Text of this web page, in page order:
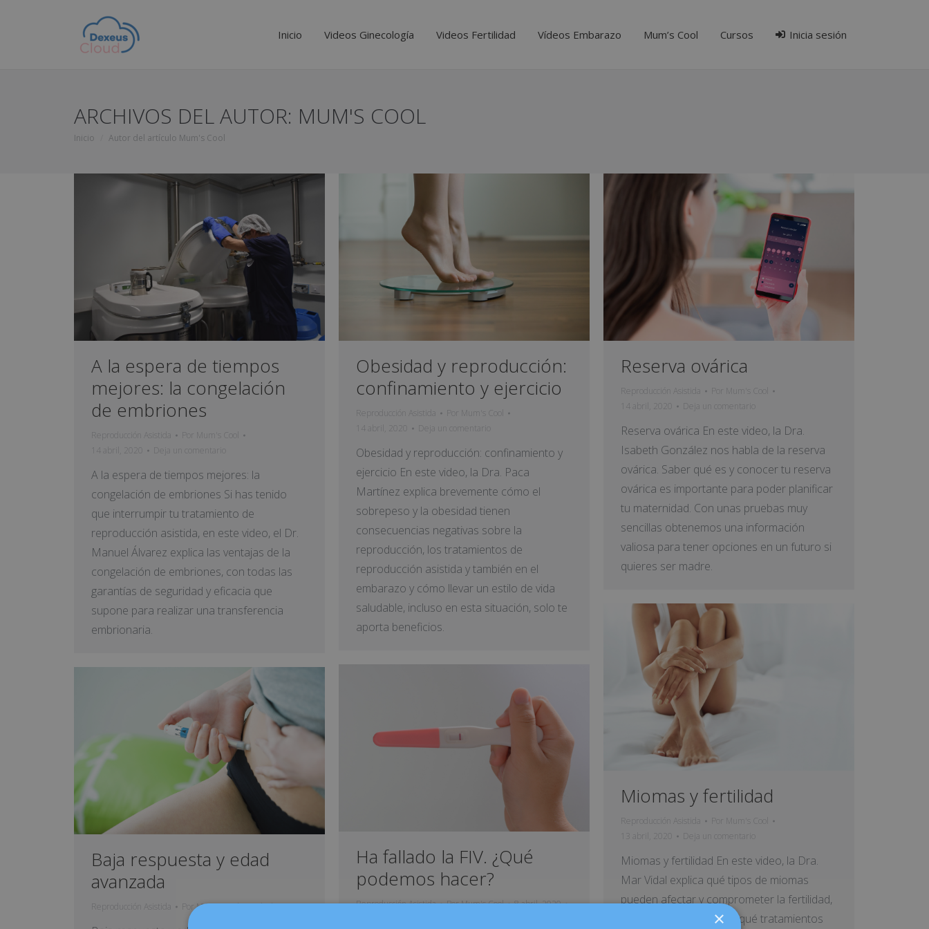
Inicio Videos Ginecología Videos Fertilidad Vídeos Embarazo Mum’s Cool Cursos Inicia sesión
ARCHIVOS DEL AUTOR: MUM'S COOL
Estás aquí:
Inicio Autor del artículo Mum's Cool
A la espera de tiempos
mejores: la congelación
de embriones
Reproducción Asistida
Mum's Cool
14 abril, 2020
Deja un comentario
A la espera de tiempos mejores: la
congelación de embriones Si has tenido
que interrumpir tu tratamiento de
reproducción asistida, en este video, el Dr.
Manuel Álvarez explica las ventajas de la
congelación de embriones, con todas las
garantías de seguridad y eficacia que
supone para realizar una transferencia
embrionaria.
Obesidad y reproducción:
confinamiento y ejercicio
Reproducción Asistida
Mum's Cool
14 abril, 2020
Deja un comentario
Obesidad y reproducción: confinamiento y
ejercicio En este video, la Dra. Paca
Martínez explica brevemente cómo el
sobrepeso y la obesidad tienen
consecuencias negativas sobre la
reproducción, los tratamientos de
reproducción asistida y también en el
embarazo y cómo llevar un estilo de vida
saludable, incluso en esta situación, solo te
aporta beneficios.
Reserva ovárica
Reproducción Asistida
Mum's Cool
14 abril, 2020
Deja un comentario
Reserva ovárica En este video, la Dra.
Isabeth González nos habla de la reserva
ovárica. Saber qué es y conocer tu reserva
ovárica es importante para poder planificar
tu maternidad. Con unas pruebas muy
sencillas obtenemos una información
valiosa para tener opciones en un futuro si
quieres ser madre.
Miomas y fertilidad
Reproducción Asistida
Mum's Cool
13 abril, 2020
Deja un comentario
Miomas y fertilidad En este video, la Dra.
Mar Vidal explica qué tipos de miomas
pueden afectar y comprometer la fertilidad,
cómo se diagnostican y qué tratamientos
Ha fallado la FIV. ¿Qué
podemos hacer?
Reproducción Asistida PorMum's Cool
8 abril, 2020
Baja respuesta y edad
avanzada
Reproducción Asistida PorMum's Cool 8 abril, 2020
×